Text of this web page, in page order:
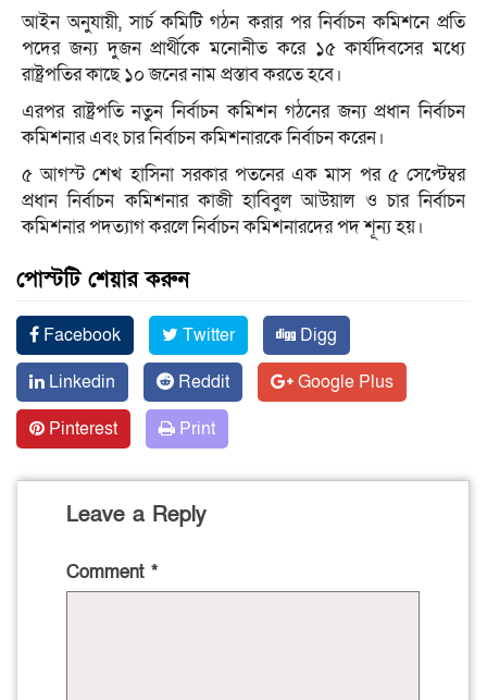
আইন অনুযায়ী, সার্চ কমিটি গঠন করার পর নির্বাচন কমিশনে প্রতি
পদের জন্য দুজন প্রার্থীকে মনোনীত করে ১৫ কার্যদিবসের মধ্যে
রাষ্ট্রপতির কাছে ১০ জনের নাম প্রস্তাব করতে হবে।
এরপর রাষ্ট্রপতি নতুন নির্বাচন কমিশন গঠনের জন্য প্রধান নির্বাচন
কমিশনার এবং চার নির্বাচন কমিশনারকে নির্বাচন করেন।
৫ আগস্ট শেখ হাসিনা সরকার পতনের এক মাস পর ৫ সেপ্টেম্বর
প্রধান নির্বাচন কমিশনার কাজী হাবিবুল আউয়াল ও চার নির্বাচন
কমিশনার পদত্যাগ করলে নির্বাচন কমিশনারদের পদ শূন্য হয়।
পোস্টটি শেয়ার করুন
Facebook Twitter
Digg
Linkedin
Reddit
Google Plus
Pinterest
Print
Leave a Reply
Comment *